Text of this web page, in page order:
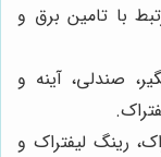
با تامین برق و
صندلی، آینه و
رینگ لیفتراک و